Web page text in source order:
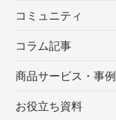
コミュニティ
コラム記事
商品サービス・事例
お役立ち資料